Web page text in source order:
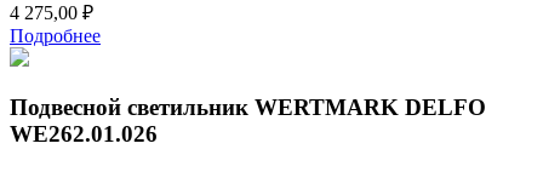
4 275,00 ₽
Подробнее
Подвесной светильник WERTMARK DELFO
WE262.01.026